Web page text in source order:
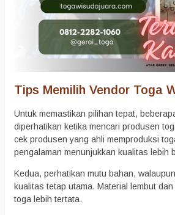
Tips Memilih Vendor Toga
Untuk memastikan pilihan tepat,
diperhatikan ketika mencari produsen
cek produsen yang ahli memproduksi
pengalaman menunjukkan kualitas lebih
Kedua, perhatikan mutu bahan,
kualitas tetap utama. Material lembut
toga lebih tertata.